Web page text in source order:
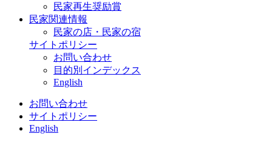
民家再生奨励賞
民家関連情報
民家の店・民家の宿
サイトポリシー
お問い合わせ
目的別インデックス
English
お問い合わせ
サイトポリシー
English